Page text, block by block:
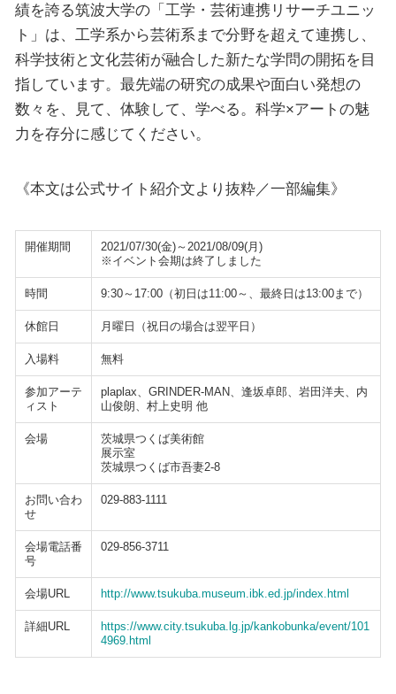
績を誇る筑波大学の「工学・芸術連携リサーチユニッ
ト」は、工学系から芸術系まで分野を超えて連携し、
科学技術と文化芸術が融合した新たな学問の開拓を目
指しています。最先端の研究の成果や面白い発想の
数々を、見て、体験して、学べる。科学×アートの魅
力を存分に感じてください。
《本文は公式サイト紹介文より抜粋／一部編集》
開催期間
2021/07/30(金)～2021/08/09(月)
※イベント会期は終了しました
時間 9:30～17:00（初日は11:00～、最終日は13:00まで）
休館日 月曜日（祝日の場合は翌平日）
入場料 無料
参加アーテ
ィスト
plaplax、GRINDER-MAN、逢坂卓郎、岩田洋夫、内
山俊朗、村上史明 他
会場
茨城県つくば美術館
展示室
茨城県つくば市吾妻2-8
お問い合わ
せ
029-883-1111
会場電話番
号
029-856-3711
会場URL http://www.tsukuba.museum.ibk.ed.jp/index.html
詳細URL
https://www.city.tsukuba.lg.jp/kankobunka/event/101
4969.html